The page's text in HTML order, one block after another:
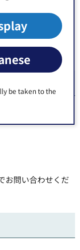
be taken to the
目1番1号
お問い合わせくだ